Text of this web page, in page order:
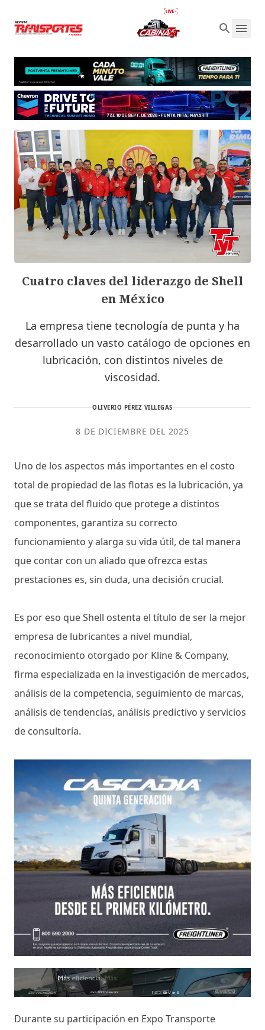
Cuatro claves del liderazgo de Shell
en México
La empresa tiene tecnología de punta y ha
desarrollado un vasto catálogo de opciones en
lubricación, con distintos niveles de
viscosidad.
OLIVERIO PÉREZ VILLEGAS
8 DE DICIEMBRE DEL 2025
Uno de los aspectos más importantes en el costo
total de propiedad de las flotas es la lubricación, ya
que se trata del fluido que protege a distintos
componentes, garantiza su correcto
funcionamiento y alarga su vida útil, de tal manera
que contar con un aliado que ofrezca estas
prestaciones es, sin duda, una decisión crucial.
Es por eso que Shell ostenta el título de ser la mejor
empresa de lubricantes a nivel mundial,
reconocimiento otorgado por Kline & Company,
firma especializada en la investigación de mercados,
análisis de la competencia, seguimiento de marcas,
análisis de tendencias, análisis predictivo y servicios
de consultoría.
Durante su participación en Expo Transporte